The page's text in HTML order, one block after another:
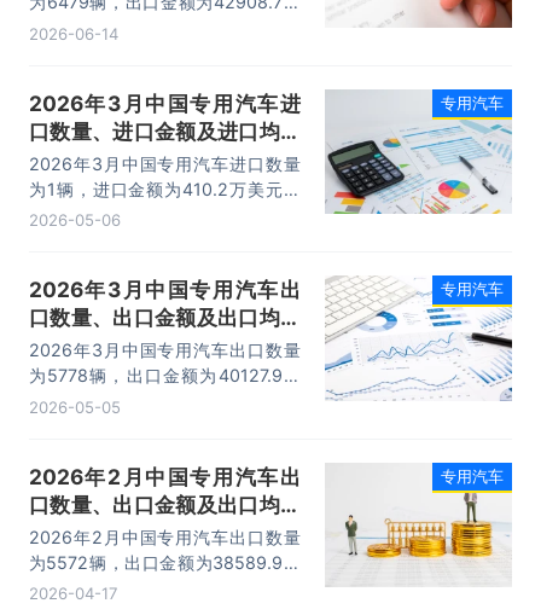
美元，出口均价为6.6万美元/辆。
2026-06-14
2026年3月中国专用汽车进
口数量、进口金额及进口均价
统计分析
2026年3月中国专用汽车进口数量
为1辆，进口金额为410.2万美元，
进口均价为410.2万美元/辆。
2026-05-06
专用汽车
2026年3月中国专用汽车出
口数量、出口金额及出口均价
统计分析
2026年3月中国专用汽车出口数量
为5778辆，出口金额为40127.9万
美元，出口均价为6.9万美元/辆。
2026-05-05
专用汽车
2026年2月中国专用汽车出
口数量、出口金额及出口均价
统计分析
2026年2月中国专用汽车出口数量
为5572辆，出口金额为38589.9万
美元，出口均价为6.9万美元/辆。
2026-04-17
专用汽车